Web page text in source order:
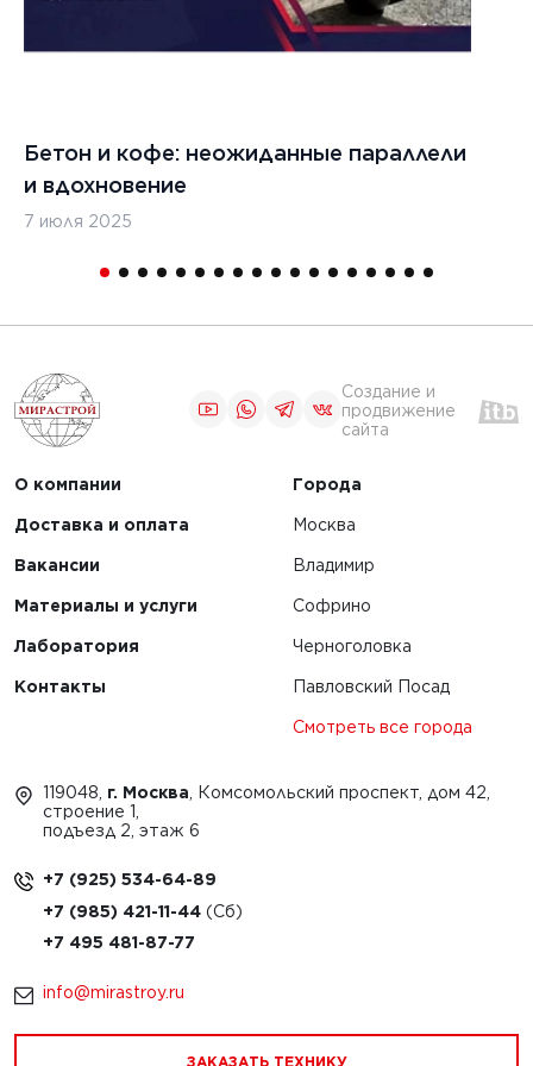
г.
нужны
Бетон и кофе: неожиданные параллели
и вдохновение
7 июля 2025
Создание и
продвижение
сайта
О компании
Доставка и оплата
Вакансии
Материалы и услуги
Лаборатория
Контакты
Города
Москва
Владимир
Софрино
Черноголовка
Павловский Посад
Смотреть все города
119048, г. Москва , Комсомольский проспект, дом 42,
строение 1,
подъезд 2, этаж 6
+7 (925) 534-64-89
+7 (985) 421-11-44
+7 495 481-87-77
info@mirastroy.ru
ЗАКАЗАТЬ ТЕХНИКУ